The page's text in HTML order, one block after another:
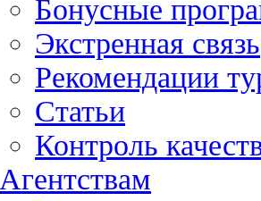
Бонусные
Экстренная связь
Рекомендации
Статьи
Контроль
Агентствам